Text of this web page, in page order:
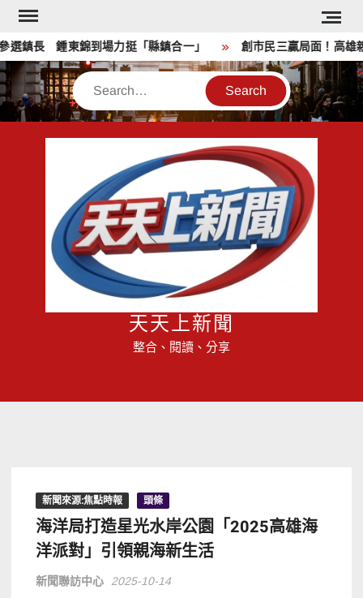
Skip
content
鎮長 鍾東錦到場力挺「縣鎮合一」 創市民三贏局面！高雄親
Search
天天上新聞
整合、閱讀、分享
新聞來源:焦點時報 頭條
海洋局打造星光水岸公園「2025高雄海
洋派對」引領親海新生活
新聞聯訪中心 2025-10-14